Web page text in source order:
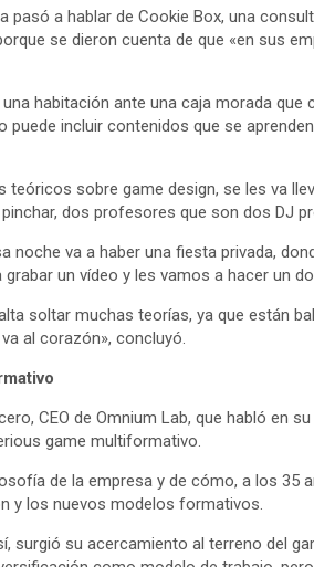
pasó a hablar de Cookie Box, una
se dieron cuenta de que «en sus
habitación ante una caja morada
incluir contenidos que se
sobre game design, se les va
dos profesores que son dos DJ
noche va a haber una fiesta privada,
un vídeo y les vamos a hacer un
soltar muchas teorías, ya que están
al corazón», concluyó.
CEO de Omnium Lab, que habló en
game multiformativo.
de la empresa y de cómo, a los 35
y los nuevos modelos formativos.
surgió su acercamiento al terreno del